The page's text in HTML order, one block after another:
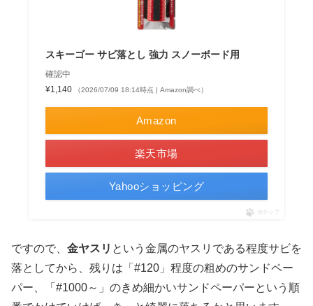
スキーゴー サビ落とし 強力 スノーボード用
確認中
¥1,140
（2026/07/09 18:14時点 | Amazon調べ）
Amazon
楽天市場
Yahooショッピング
ポチップ
ですので、 金ヤスリ という金属のヤスリである程度サビを
落としてから、残りは「#120」程度の粗めのサンドペー
パー、「#1000～」のきめ細かいサンドペーパーという順